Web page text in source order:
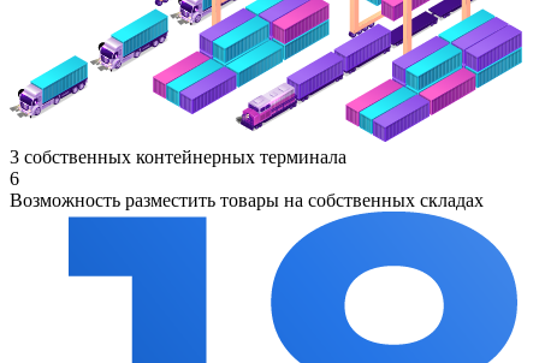
3 собственных контейнерных терминала
6
Возможность разместить товары на собственных складах